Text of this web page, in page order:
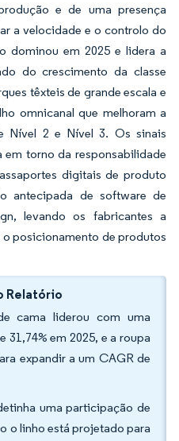
e de uma presença
a velocidade e o controlo do
dominou em 2025 e lidera a
do crescimento da classe
têxteis de grande escala e
omnicanal que melhoram a
Nível 2 e Nível 3. Os sinais
em torno da responsabilidade
digitais de produto
antecipada de software de
levando os fabricantes a
posicionamento de produtos
Relatório
cama liderou com uma
em 2025, e a roupa
expandir a um CAGR de
uma participação de
o linho está projetado para